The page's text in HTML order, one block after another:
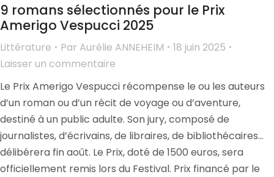
9 romans sélectionnés pour le Prix
Amerigo Vespucci 2025
Littérature Par Aurélie ANNEHEIM
18 juin 2025
Laisser un commentaire
Le Prix Amerigo Vespucci récompense le ou les auteurs
d’un roman ou d’un récit de voyage ou d’aventure,
destiné à un public adulte. Son jury, composé de
journalistes, d’écrivains, de libraires, de bibliothécaires…
délibérera fin août. Le Prix, doté de 1500 euros, sera
officiellement remis lors du Festival. Prix financé par le